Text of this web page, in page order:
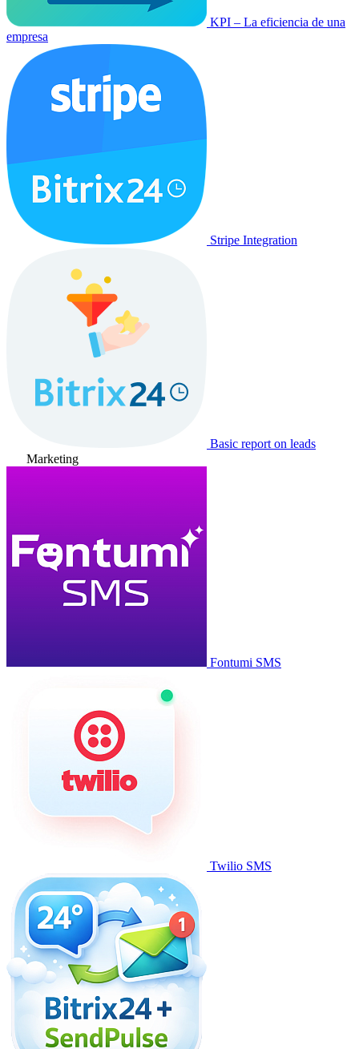
KPI – La eficiencia de una
empresa
Stripe Integration
Basic report on leads
Marketing
Fontumi SMS
Twilio SMS